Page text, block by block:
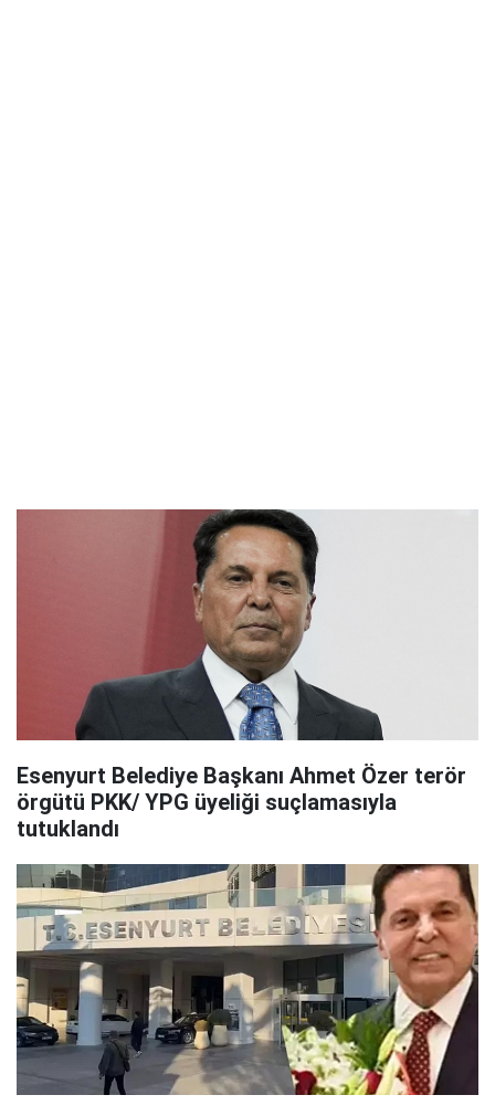
Esenyurt Belediye Başkanı Ahmet Özer terör
örgütü PKK/ YPG üyeliği suçlamasıyla
tutuklandı